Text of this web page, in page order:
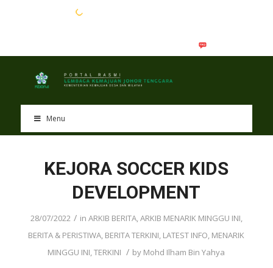
Menu
KEJORA SOCCER KIDS
DEVELOPMENT
28/07/2022 / in ARKIB BERITA,ARKIB MENARIK MINGGU INI,
BERITA & PERISTIWA, BERITA TERKINI, LATEST INFO, MENARIK
MINGGU INI,TERKINI / by Mohd Ilham Bin Yahya